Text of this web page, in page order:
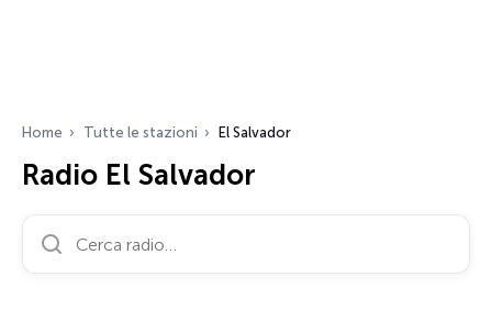
Home Tutte le stazioni El Salvador
Radio El Salvador
Cerca radio…